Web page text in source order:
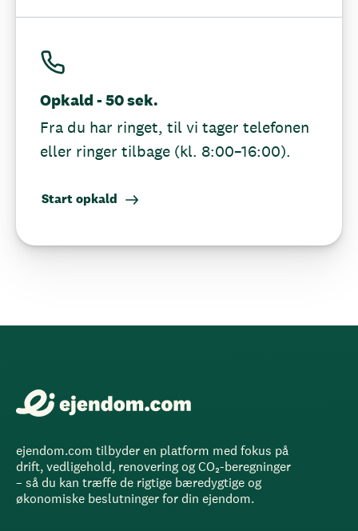
Opkald - 50 sek.
Fra du har ringet, til vi tager telefonen
eller ringer tilbage (kl. 8:00–16:00).
Start opkald
ejendom.com tilbyder en platform med fokus på
drift, vedligehold, renovering og CO₂-beregninger
– så du kan træffe de rigtige bæredygtige og
økonomiske beslutninger for din ejendom.